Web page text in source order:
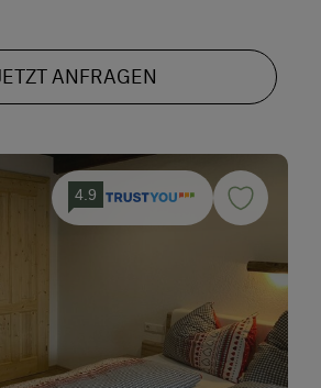
ANFRAGEN
4.9